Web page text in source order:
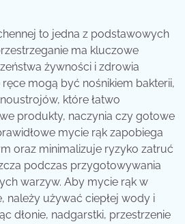
to jedna z podstawowych
ma kluczowe
żywności i zdrowia
mogą być nośnikiem bakterii,
które łatwo
produkty, naczynia czy gotowe
mycie rąk zapobiega
oraz minimalizuje ryzyko zatruć
podczas przygotowywania
warzyw. Aby mycie rąk w
należy używać ciepłej wody i
dłonie, nadgarstki, przestrzenie